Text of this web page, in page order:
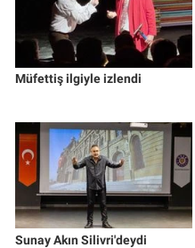
Müfettiş ilgiyle izlendi
Sunay Akın Silivri'deydi